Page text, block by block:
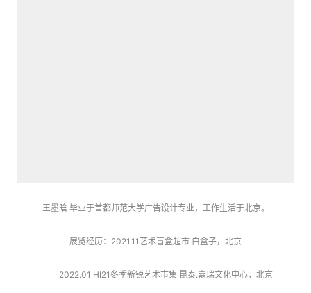
王墨晗 毕业于首都师范大学广告设计专业，工作生活于北京。
展览经历：2021.11艺术盲盒超市 白盒子，北京
2022.01 HI21冬季新锐艺术市集 昆泰.嘉瑞文化中心，北京